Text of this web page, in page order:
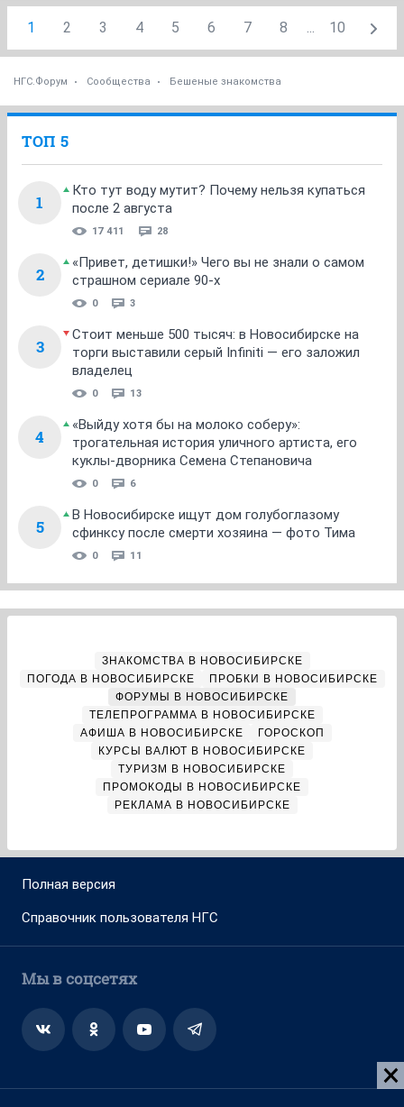
1 2 3 4 5 6 7 8 ... 10
НГС.Форум Сообщества Бешеные знакомства
ТОП 5
1
Кто тут воду мутит? Почему нельзя купаться
после 2 августа
17 411 28
2
«Привет, детишки!» Чего вы не знали о самом
страшном сериале 90-х
0 3
3
Стоит меньше 500 тысяч: в Новосибирске на
торги выставили серый Infiniti — его заложил
владелец
0 13
4
«Выйду хотя бы на молоко соберу»:
трогательная история уличного артиста, его
куклы-дворника Семена Степановича
0 6
5
В Новосибирске ищут дом голубоглазому
сфинксу после смерти хозяина — фото Тима
0 11
ЗНАКОМСТВА В НОВОСИБИРСКЕ
ПОГОДА В НОВОСИБИРСКЕ
ПРОБКИ В НОВОСИБИРСКЕ
ФОРУМЫ В НОВОСИБИРСКЕ
ТЕЛЕПРОГРАММА В НОВОСИБИРСКЕ
АФИША В НОВОСИБИРСКЕ
ГОРОСКОП
КУРСЫ ВАЛЮТ В НОВОСИБИРСКЕ
ТУРИЗМ В НОВОСИБИРСКЕ
ПРОМОКОДЫ В НОВОСИБИРСКЕ
РЕКЛАМА В НОВОСИБИРСКЕ
Полная версия
Справочник пользователя НГС
Мы в соцсетях